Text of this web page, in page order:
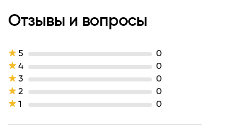
Эффект / Свойство
Тип продукта
Производитель
ООО "Финтрейдинг"
Страна бренда
Длина
Активные
компоненты
Масло какао, витамин Е
(Токоферол)
Отзывы и вопросы
5
0
4
0
3
0
2
0
1
0